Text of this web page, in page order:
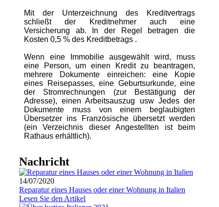
Mit der Unterzeichnung des
Kreditvertrags
schließt der Kreditnehmer auch eine
Versicherung ab. In der Regel betragen die
Kosten 0,5 % des Kreditbetrags .
Wenn eine Immobilie ausgewählt wird, muss
eine Person, um einen
Kreditzu beantragen,
mehrere Dokumente einreichen: eine Kopie
eines Reisepasses, eine Geburtsurkunde, eine
der Stromrechnungen (zur Bestätigung der
Adresse), einen Arbeitsauszug usw Jedes der
Dokumente muss von einem beglaubigten
Übersetzer ins
Französischeübersetzt werden
(ein Verzeichnis dieser Angestellten ist
beim
Rathaus erhältlich).
Nachricht
14/07/2020
Reparatur eines Hauses oder einer Wohnung in Italien
Lesen Sie den Artikel